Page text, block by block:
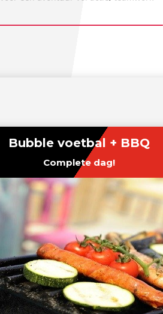
Bubble voetbal + BBQ
Complete dag!